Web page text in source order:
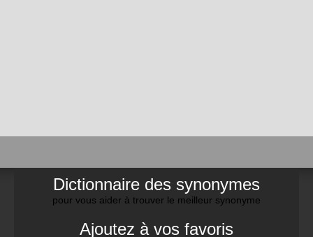
Dictionnaire des synonymes
pour vous aider à trouver le meilleur synonyme
Ajoutez à vos favoris